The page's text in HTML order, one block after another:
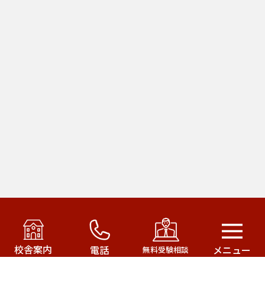
アカデミー・オブ・ファースト・パシフィック運営の
武田塾はこちら！
武田塾三軒茶屋校
校舎案内 電話 無料受験相談 メニュー